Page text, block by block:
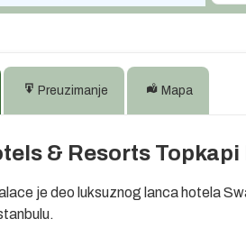
Preuzimanje Mapa
& Resorts Topkapi
je deo luksuznog lanca hotela